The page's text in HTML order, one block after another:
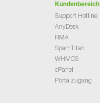
Kundenbereich
Support Hotline
AnyDesk
RMA
SpamTitan
WHMCS
cPanel
Portalzugang